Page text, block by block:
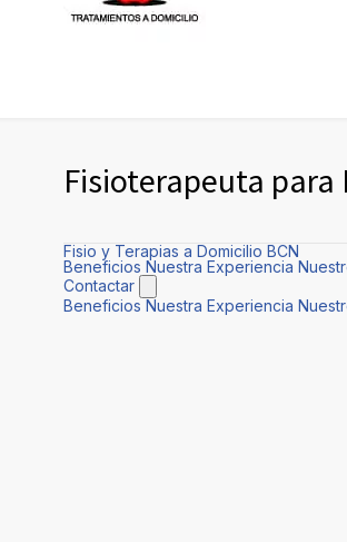
Fisioterapeuta para
Fisio y Terapias a Domicilio BCN
Beneficios Nuestra Experiencia
Contactar
Beneficios Nuestra Experiencia